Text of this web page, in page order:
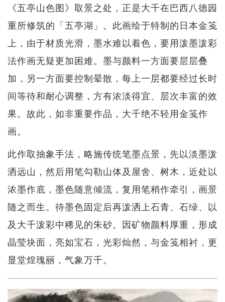
《五亭山色图》取景之处，正是大千在巴西八德园
重所修筑的「五亭湖」。此画绘于特制的日本金笺
上，由于材质光滑，墨水难以着色，要用泼墨泼彩
法作画无疑更加困难。墨与颜料一方面要层层叠
加，另一方面要控制晕散，每上一层都要经过长时
间等待和耐心调整，方有浓淡得宜、层次丰富的效
果。故此，如非重要作品，大千绝不轻用金笺作
画。
此作取抽象手法，略施传统笔墨点景，先以淡墨泼
洒远山，然后用笔勾勒山体及屋舍、树木，近处以
浓墨作底，墨色随意倾流，复用笔稍作牵引，画景
随之而生。待墨色固定后再泼洒上石青、石绿、以
及大千泼彩中稀见的朱砂。因矿物颜料厚重，形成
晶莹块面，亮如宝石，光彩灿然，与金笺相衬，更
显堂煌瑰丽，气象万千。